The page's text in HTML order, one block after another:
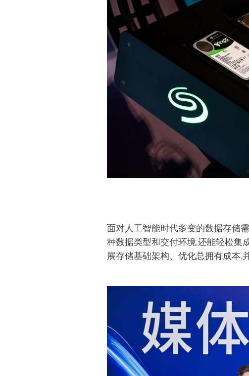
面对人工智能时代多变的数据存储
种数据类型和交付环境,还能轻松集
展存储基础架构、优化总拥有成本,